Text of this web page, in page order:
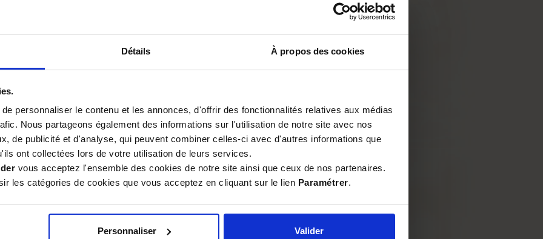
Détails À propos des cookies
personnaliser le contenu et les annonces, d'offrir des fonctionnalités relatives aux médias
Nous partageons également des informations sur l'utilisation de notre site avec nos
de publicité et d'analyse, qui peuvent combiner celles-ci avec d'autres informations que
ont collectées lors de votre utilisation de leurs services.
vous acceptez l'ensemble des cookies de notre site ainsi que ceux de nos partenaires.
les catégories de cookies que vous acceptez en cliquant sur le lien Paramétrer.
Personnaliser Valider
pressage
prolongée et une
peut être facilement lavé à
durée de vie.
aupressoir de
assurant une filtration
profiter pleinement des